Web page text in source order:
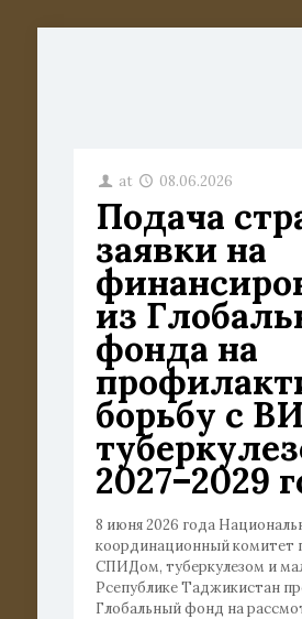
at 08.06.2026
Подача
заявки на
из
фонда на
борьбу с
2027–2029
8 июня 2026 года
координационный комитет
СПИДом, туберкулезом и
Рсепублике Таджикистан
Глобальный фонд на